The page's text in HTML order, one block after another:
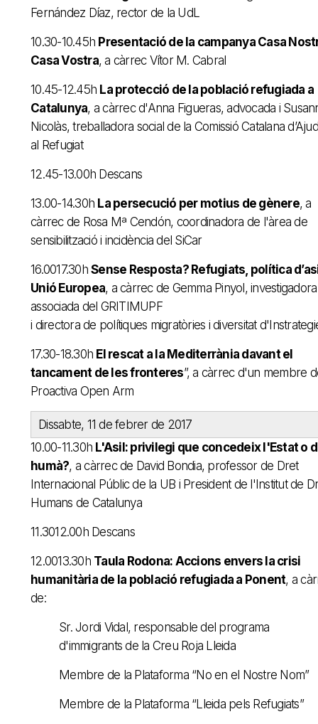
Fernández Díaz, rector de la UdL
10.30-10.45h Presentació de la campanya Casa
Casa Vostra, a càrrec Vítor M. Cabral
10.45-12.45h La protecció de la població refugiada a
Catalunya, a càrrec d'Anna Figueras, advocada i
Nicolàs, treballadora social de la Comissió Catalana
al Refugiat
12.45-13.00h Descans
13.00-14.30h La persecució per motius de gènere, a
càrrec de Rosa Mª Cendón, coordinadora de l'àrea de
sensibilització i incidència del SiCar
16.0017.30h Sense Resposta? Refugiats, política
Unió Europea, a càrrec de Gemma Pinyol, investigadora
associada del GRITIMUPF
i directora de polítiques migratòries i diversitat
17.30-18.30h El rescat a la Mediterrània davant el
tancament de les fronteres”, a càrrec d'un membre
Proactiva Open Arm
Dissabte, 11 de febrer de 2017
10.00-11.30h L'Asil: privilegi que concedeix l'Estat o
humà?, a càrrec de David Bondia, professor de Dret
Internacional Públic de la UB i President de l'Institut de
Humans de Catalunya
11.3012.00h Descans
12.0013.30h Taula Rodona: Accions envers la crisi
humanitària de la població refugiada a Ponent, a
de:
Sr. Jordi Vidal, responsable del programa
d'immigrants de la Creu Roja Lleida
Membre de la Plataforma “No en el Nostre Nom”
Membre de la Plataforma “Lleida pels Refugiats”